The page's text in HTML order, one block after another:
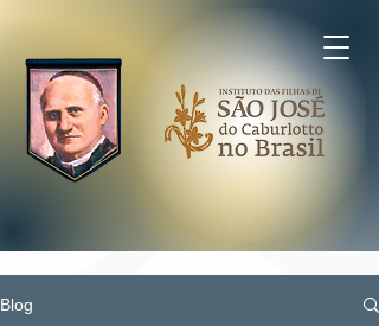
Blog